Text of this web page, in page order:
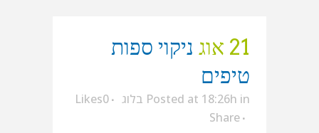
21 אוג
ניקוי ספות
טיפים
Posted at 18:26h in בלוג 0
Likes
Share